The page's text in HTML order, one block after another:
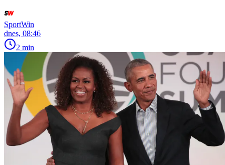
SportWin
dnes, 08:46
2 min